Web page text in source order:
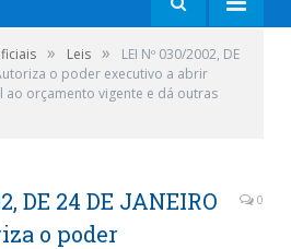
» Leis »
LEI Nº 030/2002, DE
o poder executivo a abrir
ao orçamento vigente e dá outras
DE 24 DE JANEIRO
o poder
0